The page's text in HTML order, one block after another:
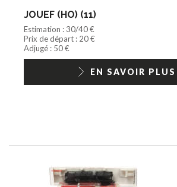
JOUEF (HO) (11)
Estimation : 30/40 €
Prix de départ : 20 €
Adjugé : 50 €
EN SAVOIR PLUS